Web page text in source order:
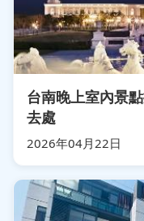
台南晚上室內景
去處
2026年04月22日